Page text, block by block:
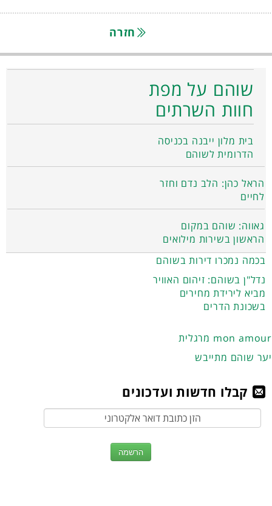
חזרה
שוהם על מפת
חוות השרתים
בית מלון ייבנה בכניסה
הדרומית לשוהם
הראל כהן: הלב נדם וחזר
לחיים
גאווה: שוהם במקום
הראשון בשירות מילואים
בכמה נמכרו דירות בשוהם
נדל"ן בשוהם: זיהום האוויר
מביא לירידת מחירים
בשכונת הדרים
מרגלית mon amour
יער שוהם מתייבש
קבלו חדשות ועדכונים